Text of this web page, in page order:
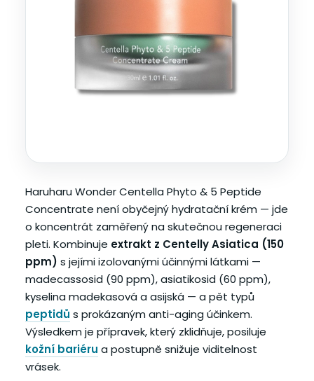
Haruharu Wonder Centella Phyto & 5 Peptide
Concentrate není obyčejný hydratační krém — jde
o koncentrát zaměřený na skutečnou regeneraci
pleti. Kombinuje extrakt z Centelly Asiatica (150
ppm) s jejími izolovanými účinnými látkami —
madecassosid (90 ppm), asiatikosid (60 ppm),
kyselina madekasová a asijská — a pět typů
peptidů s prokázaným anti-aging účinkem.
Výsledkem je přípravek, který zklidňuje, posiluje
kožní bariéru a postupně snižuje viditelnost
vrásek.